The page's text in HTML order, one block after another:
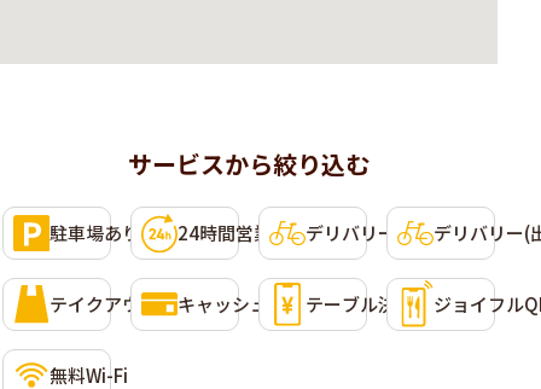
サービスから絞り込む
利用可能なサービス
選択して条件に含めることができます。複数選択可。
駐車場あり 24時間営業 デリバリー(Uber Eats)
デリバリー(
テイクアウト キャッシュレス決済テーブル決済 ジョイフル
無料Wi-Fi